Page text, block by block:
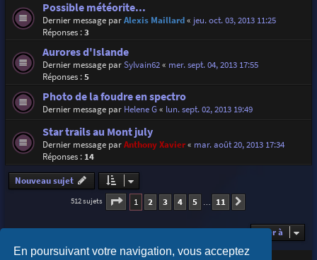
En poursuivant votre navigation, vous acceptez
Possible météorite...
Dernier message parAlexis Maillard« jeu. oct. 03, 2013 11:25
Réponses :3
Aurores d'Islande
Dernier message parSylvain62« mer. sept. 04, 2013 17:55
Réponses :5
Photo de la foudre en spectro
Dernier message par Helene G« lun. sept. 02, 2013 19:49
Star trails au Mont july
Dernier message parAnthony Xavier« mar. août 20, 2013 17:34
Réponses : 14
Nouveau sujet
512 sujets Page 1sur 11
1 2 3 4 5 11
Aller à